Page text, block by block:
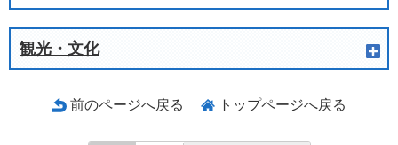
観光・文化
前のページへ戻る トップページへ戻る